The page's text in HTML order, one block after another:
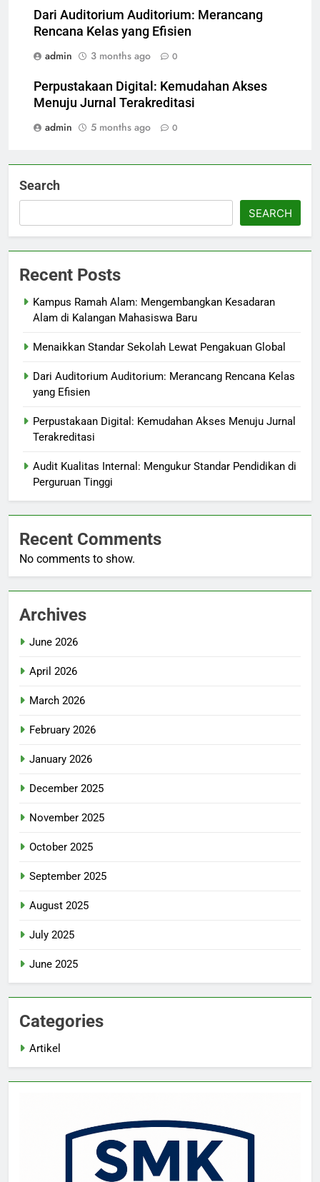
Dari Auditorium Auditorium: Merancang
Rencana Kelas yang Efisien
admin
3 months ago 0
Perpustakaan Digital: Kemudahan Akses
Menuju Jurnal Terakreditasi
admin
5 months ago 0
Search
SEARCH
Recent Posts
Kampus Ramah Alam: Mengembangkan Kesadaran
Alam di Kalangan Mahasiswa Baru
Menaikkan Standar Sekolah Lewat Pengakuan Global
Dari Auditorium Auditorium: Merancang Rencana Kelas
yang Efisien
Perpustakaan Digital: Kemudahan Akses Menuju Jurnal
Terakreditasi
Audit Kualitas Internal: Mengukur Standar Pendidikan di
Perguruan Tinggi
Recent Comments
No comments to show.
Archives
June 2026
April 2026
March 2026
February 2026
January 2026
December 2025
November 2025
October 2025
September 2025
August 2025
July 2025
June 2025
Categories
Artikel